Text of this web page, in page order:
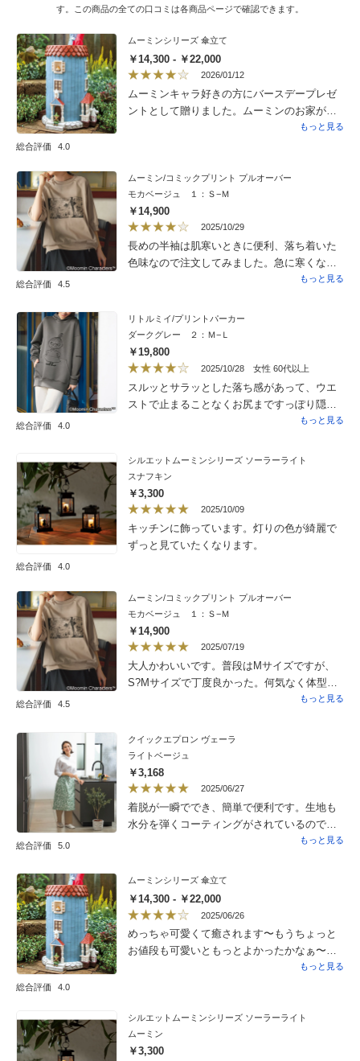
す。この商品の全ての口コミは各商品ページで確認できます。
総合評価 4.0
ムーミンシリーズ 傘立て
￥14,300 - ￥22,000
2026/01/12
ムーミンキャラ好きの方にバースデープレゼ
ントとして贈りました。ムーミンのお家が
ベースとなってて窓や出入口に、ムーミンの
もっと見る
総合評価 4.5
ムーミン/コミックプリント プルオーバー
モカベージュ １：Ｓ−Ｍ
￥14,900
2025/10/29
長めの半袖は肌寒いときに便利、落ち着いた
色味なので注文してみました。急に寒くなっ
たことと思いのほか薄手だったので、しばら
もっと見る
総合評価 4.0
リトルミイ/プリントパーカー
ダークグレー ２：Ｍ−Ｌ
￥19,800
2025/10/28 女性 60代以上
スルッとサラッとした落ち感があって、ウエ
ストで止まることなくお尻まですっぽり隠れ
ます。インナー無しで着た時に少しひんやり
す。家事の時そでもあげやすいです。首周り
や身幅も全体的に少し大きめです。サイズ表
示はM Lですが、Mと言うより、L寄りまた
はLLの方でも大丈夫そうです。
もっと見る
総合評価 4.0
シルエットムーミンシリーズ ソーラーライト
スナフキン
￥3,300
2025/10/09
キッチンに飾っています。灯りの色が綺麗で
ずっと見ていたくなります。
総合評価 4.5
ムーミン/コミックプリント プルオーバー
モカベージュ １：Ｓ−Ｍ
￥14,900
2025/07/19
大人かわいいです。普段はMサイズですが、
S?Mサイズで丁度良かった。何気なく体型カ
バーしてくれるし華奢に見えます。生地もサ
とデザインが優秀。色違いやプリントのデザ
イン違いが欲しいです。
もっと見る
総合評価 5.0
クイックエプロン ヴェーラ
ライトベージュ
￥3,168
2025/06/27
着脱が一瞬ででき、簡単で便利です。生地も
水分を弾くコーティングがされているので汚
れる心配も無いです。濡れてもサッとひと拭
もっと見る
総合評価 4.0
ムーミンシリーズ 傘立て
￥14,300 - ￥22,000
2025/06/26
めっちゃ可愛くて癒されます〜もうちょっと
お値段も可愛いともっとよかったかなぁ〜
もっと見る
シルエットムーミンシリーズ ソーラーライト
ムーミン
￥3,300